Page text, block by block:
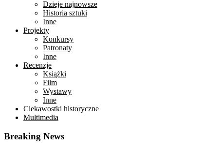
Dzieje najnowsze
Historia sztuki
Inne
Projekty
Konkursy
Patronaty
Inne
Recenzje
Książki
Film
Wystawy
Inne
Ciekawostki historyczne
Multimedia
Breaking News